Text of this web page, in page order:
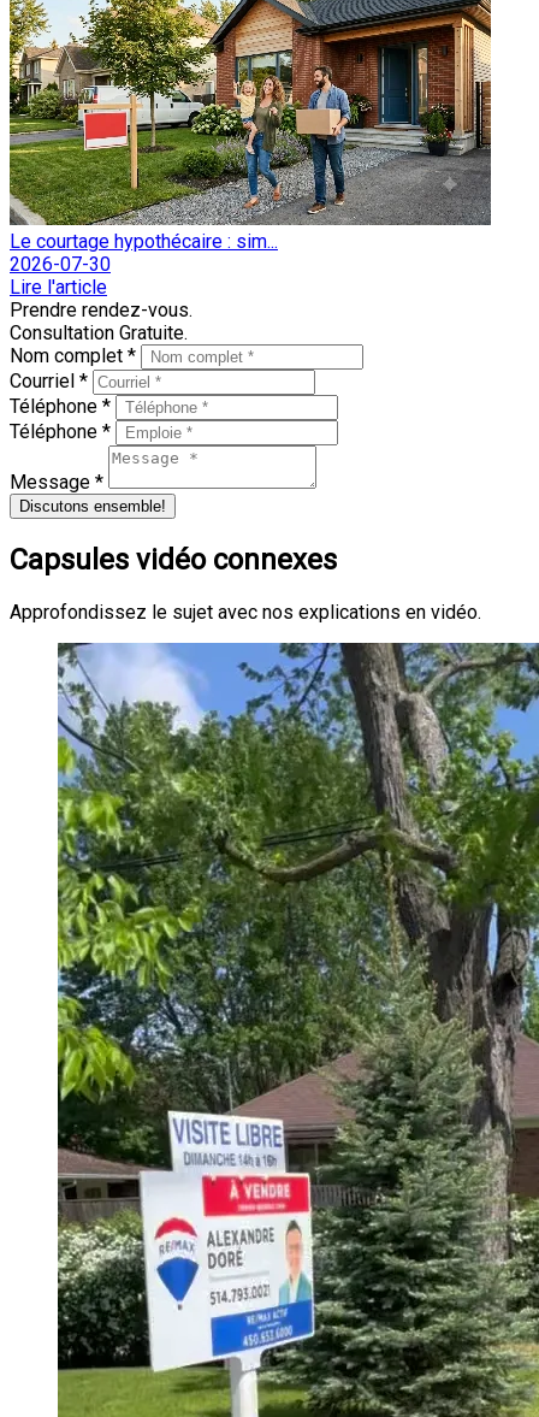
Le courtage hypothécaire : sim...
2026-07-30
Lire l'article
Prendre rendez-vous.
Consultation Gratuite.
Nom complet *
Courriel *
Téléphone *
Téléphone *
Message *
Discutons ensemble!
Capsules vidéo connexes
Approfondissez le sujet avec nos explications en vidéo.